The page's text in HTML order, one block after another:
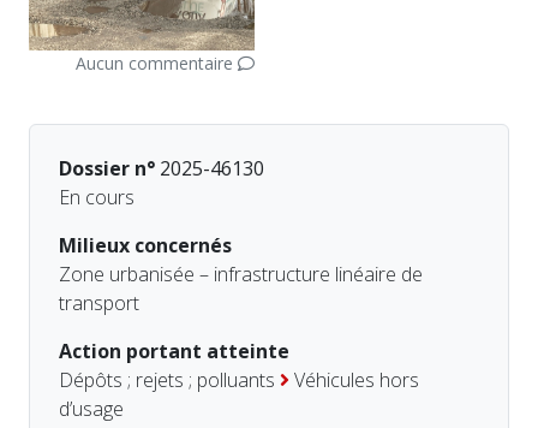
Aucun commentaire
Dossier n° 2025-46130
En cours
Milieux concernés
Zone urbanisée – infrastructure linéaire de
transport
Action portant atteinte
Dépôts ; rejets ; polluants
Véhicules hors
d’usage